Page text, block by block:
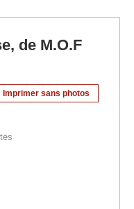
de M.O.F
Imprimer sans photos